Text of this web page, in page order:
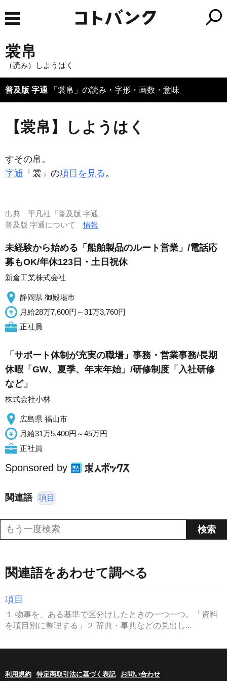
裳帛
（読み）しようはく
普及版 字通 「裳帛」の読み・字形・画数・意味
【裳帛】しようはく
すその帛。
字通 「裳」の項目を見る。
出典 平凡社「普及版 字通」
普及版 字通について情報
未経験から始める「船舶製品のルート営業」/電話応
募もOK/年休123日・土日祝休
新倉工業株式会社
静岡県 御殿場市
月給28万7,600円～31万3,760円
正社員
「サポート体制が充実の職場」事務・営業事務/長期
休暇「GW、夏季、年末年始」/研修制度「入社研修
など」
株式会社小林
広島県 福山市
月給31万5,400円～45万円
正社員
Sponsored by
関連語 項目
関連語をあわせて調べる
項目
１ 物事を、ある基準で区分けしたときの一つ一つ。「資料
を項目別に整理する」２ 辞典・事典などの見出し...
利用規約 特定商取引法に基づく表記 お問い合わせ